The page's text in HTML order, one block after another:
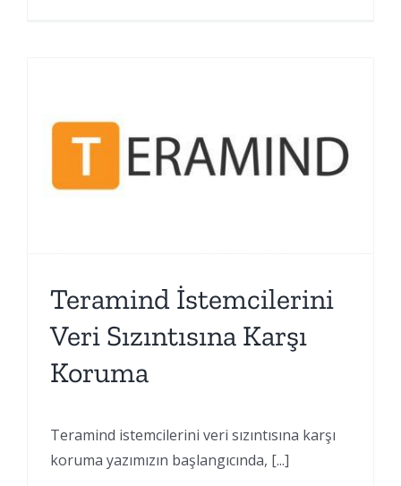
Teramind İstemcilerini
Veri Sızıntısına Karşı
Koruma
Teramind istemcilerini veri sızıntısına karşı
koruma yazımızın başlangıcında, [...]